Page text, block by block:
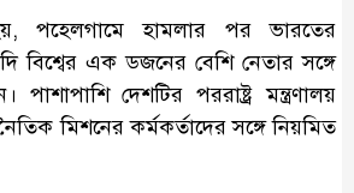
পহেলগামে হামলার পর ভারতের
বিশ্বের এক ডজনের বেশি নেতার সঙ্গে
দেশটির পররাষ্ট্র মন্ত্রণালয়
মিশনের কর্মকর্তাদের সঙ্গে নিয়মিত